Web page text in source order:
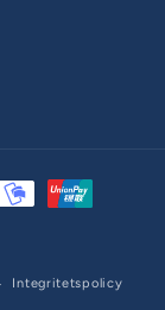
Integritetspolicy